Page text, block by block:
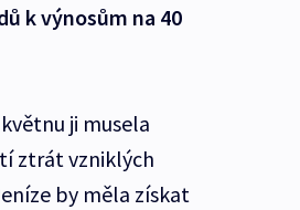
k výnosům na 40
ji musela
ztrát vzniklých
by měla získat